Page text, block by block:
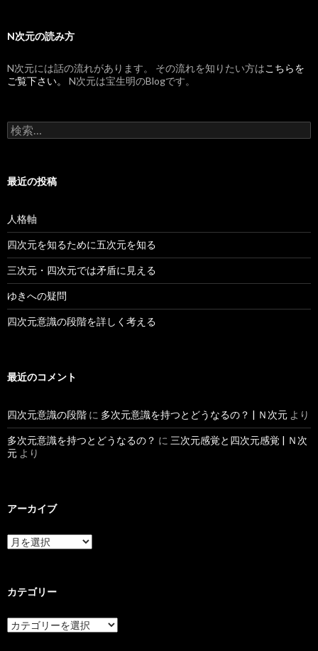
N次元の読み方
N次元には話の流れがあります。 その流れを知りたい方はこちらを
ご覧下さい。
N次元は宝生明のBlogです。
検索:
最近の投稿
人格軸
四次元を知るために五次元を知る
三次元・四次元では矛盾に見える
ゆきへの疑問
四次元意識の段階を詳しく考える
最近のコメント
四次元意識の段階 に 多次元意識を持つとどうなるの？ | Ｎ次元 より
多次元意識を持つとどうなるの？ に 三次元感覚と四次元感覚 | Ｎ次
元 より
アーカイブ
カテゴリー